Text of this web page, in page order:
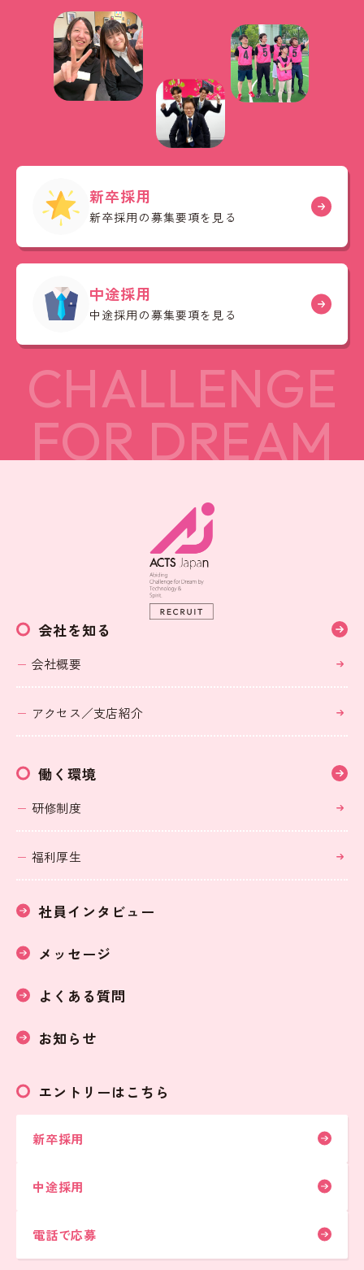
新卒採用
新卒採用の募集要項を見る
中途採用
中途採用の募集要項を見る
会社を知る
会社概要
アクセス／支店紹介
働く環境
研修制度
福利厚生
社員インタビュー
メッセージ
よくある質問
お知らせ
エントリーはこちら
新卒採用
中途採用
電話で応募